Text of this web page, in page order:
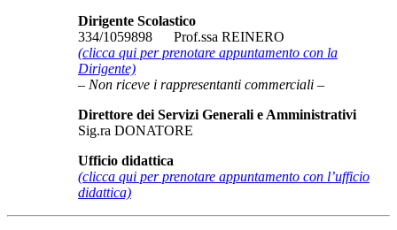
Dirigente Scolastico
334/1059898 Prof.ssa REINERO
(clicca qui per prenotare appuntamento con la
Dirigente)
– Non riceve i rappresentanti commerciali –
Direttore dei Servizi Generali e Amministrativi
Sig.ra DONATORE
Ufficio didattica
(clicca qui per prenotare appuntamento con l’ufficio
didattica)